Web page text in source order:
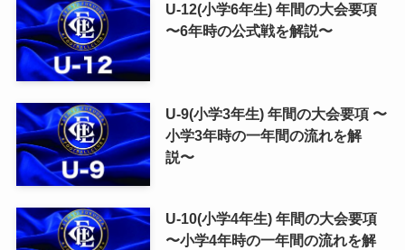
U-12(小学6年生) 年間の大会要項
〜6年時の公式戦を解説〜
U-9(小学3年生) 年間の大会要項 〜
小学3年時の一年間の流れを解
説〜
U-10(小学4年生) 年間の大会要項
〜小学4年時の一年間の流れを解